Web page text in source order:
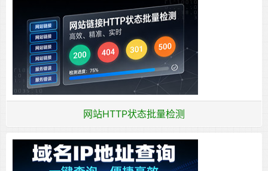
网站HTTP状态批量检测